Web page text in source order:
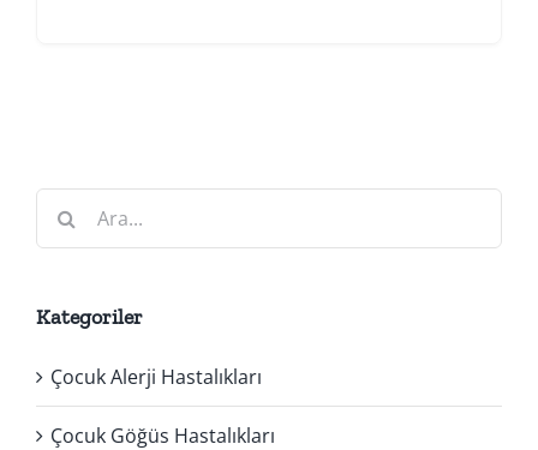
Kategoriler
Çocuk Alerji Hastalıkları
Çocuk Göğüs Hastalıkları